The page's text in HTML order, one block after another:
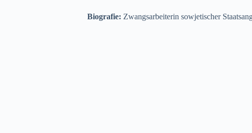
Biografie: Zwangsarbeiterin sowjetischer